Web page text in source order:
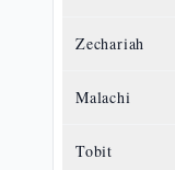
Zechariah
Malachi
Tobit